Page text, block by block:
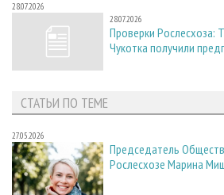
28.07.2026
28.07.2026
Проверки Рослесхоза:
Чукотка получили
СТАТЬИ ПО ТЕМЕ
27.05.2026
Председатель
Рослесхозе Марина